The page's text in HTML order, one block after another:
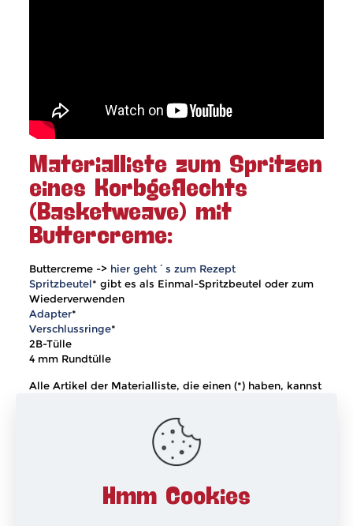
Materialliste zum Spritzen
eines Korbgeflechts
(Basketweave) mit
Buttercreme:
Buttercreme -> hier geht´s zum Rezept
Spritzbeutel* gibt es als Einmal-Spritzbeutel oder zum
Wiederverwenden
Adapter*
Verschlussringe*
2B-Tülle
4 mm Rundtülle
Alle Artikel der Materialliste, die einen (*) haben, kannst
Hmm Cookies